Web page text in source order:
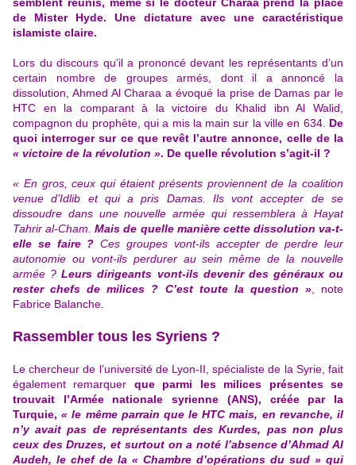
de Mister Hyde. Une dictature avec une caractéristique
islamiste claire.
Lors du discours qu’il a prononcé devant les représentants d’un
certain nombre de groupes armés, dont il a annoncé la
dissolution, Ahmed Al Charaa a évoqué la prise de Damas par le
HTC en la comparantà la victoire du Khalid ibn Al Walid,
compagnon du prophète, qui a mis la main sur la ville en 634. De
quoi interroger sur ce que revêt l’autre annonce, celle de la
« victoire de la révolution ». De quelle révolution s’agit-il ?
« En gros, ceux qui étaient présents proviennent de la coalition
venue d’Idlib et qui a pris Damas. Ils vont accepter de se
dissoudre dans une nouvelle armée qui ressemblera à Hayat
Tahrir al-Cham.Mais de quelle manière cette dissolution va-t-
elle se faire ? Ces groupes vont-ils accepter de perdre leur
autonomie ou vont-ils perdurer au sein même de la nouvelle
armée ? Leurs dirigeants vont-ils devenir des généraux ou
rester chefs de milices ? C’est toute la question », note
Fabrice Balanche.
Rassembler tous les Syriens ?
Le chercheur de l’université de Lyon-II, spécialiste de la Syrie, fait
également remarquer que parmi les milices présentes se
trouvait l’Armée nationale syrienne (ANS), créée par la
Turquie,« le même parrain que le HTC mais, en revanche, il
n’y avait pas de représentants des Kurdes, pas non plus
ceux des Druzes, et surtout on a noté l’absence d’Ahmad Al
Audeh, le chef de la « Chambre d’opérations du sud » qui